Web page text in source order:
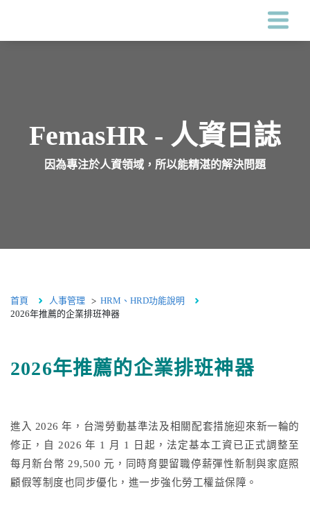
價格
海外服務
更多文章
免費試用
FemasHR - 人資日誌
因為專注於人資領域，所以能精湛的解決問題
首頁 人事管理
HRM、HRD功能說明
2026年推薦的企業排班神器
2026年推薦的企業排班神器
進入 2026 年，台灣勞動基準法及相關配套措施迎來新一輪的
修正，自 2026 年 1 月 1 日起，法定基本工資已正式調整至
每月新台幣 29,500 元，同時育嬰留職停薪彈性新制與家庭照
顧假等制度也同步優化，進一步強化勞工權益保障。